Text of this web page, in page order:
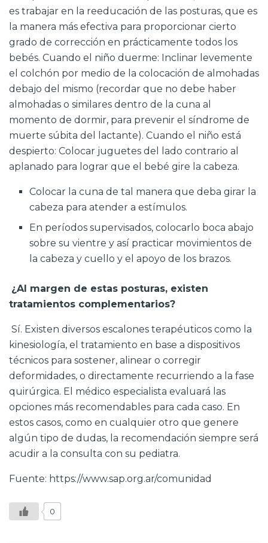
es trabajar en la reeducación de las posturas, que es
la manera más efectiva para proporcionar cierto
grado de corrección en prácticamente todos los
bebés. Cuando el niño duerme: Inclinar levemente
el colchón por medio de la colocación de almohadas
debajo del mismo (recordar que no debe haber
almohadas o similares dentro de la cuna al
momento de dormir, para prevenir el síndrome de
muerte súbita del lactante). Cuando el niño está
despierto: Colocar juguetes del lado contrario al
aplanado para lograr que el bebé gire la cabeza.
Colocar la cuna de tal manera que deba girar la
cabeza para atender a estímulos.
En períodos supervisados, colocarlo boca abajo
sobre su vientre y así practicar movimientos de
la cabeza y cuello y el apoyo de los brazos.
¿Al margen de estas posturas, existen
tratamientos complementarios?
Sí. Existen diversos escalones terapéuticos como la
kinesiología, el tratamiento en base a dispositivos
técnicos para sostener, alinear o corregir
deformidades, o directamente recurriendo a la fase
quirúrgica. El médico especialista evaluará las
opciones más recomendables para cada caso. En
estos casos, como en cualquier otro que genere
algún tipo de dudas, la recomendación siempre será
acudir a la consulta con su pediatra.
Fuente: https://www.sap.org.ar/comunidad
0